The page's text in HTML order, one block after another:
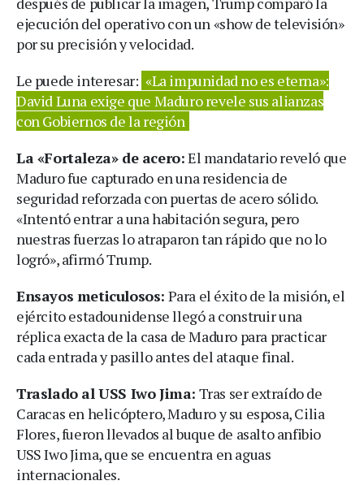
ejecución del operativo con un «show de televisión»
por su precisión y velocidad.
Le puede interesar: «La impunidad no es eterna»:
David Luna exige que Maduro revele sus alianzas
con Gobiernos de la región
La «Fortaleza» de acero:El mandatario reveló que
Maduro fue capturado en una residencia de
seguridad reforzada con puertas de acero sólido.
«Intentó entrar a una habitación segura, pero
nuestras fuerzas lo atraparon tan rápido que no lo
logró», afirmó Trump.
Ensayos meticulosos: Para el éxito de la misión, el
ejército estadounidense llegó a construir una
réplica exacta de la casa de Maduro para practicar
cada entrada y pasillo antes del ataque final.
Traslado al USS Iwo Jima: Tras ser extraído de
Caracas en helicóptero, Maduro y su esposa, Cilia
Flores, fueron llevados al buque de asalto anfibio
USS Iwo Jima, que se encuentra en aguas
internacionales.